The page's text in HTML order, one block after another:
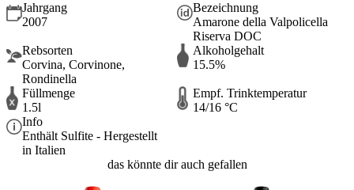
Jahrgang
2007
Bezeichnung
Amarone della Valpolicella
Riserva DOC
Rebsorten
Corvina, Corvinone,
Rondinella
Alkoholgehalt
15.5%
Füllmenge
1.5l
Empf. Trinktemperatur
14/16 °C
Info
Enthält Sulfite - Hergestellt
in Italien
das könnte dir auch gefallen